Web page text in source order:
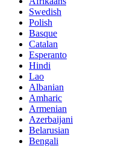
Swedish
Polish
Basque
Catalan
Esperanto
Hindi
Lao
Albanian
Amharic
Armenian
Azerbaijani
Belarusian
Bengali